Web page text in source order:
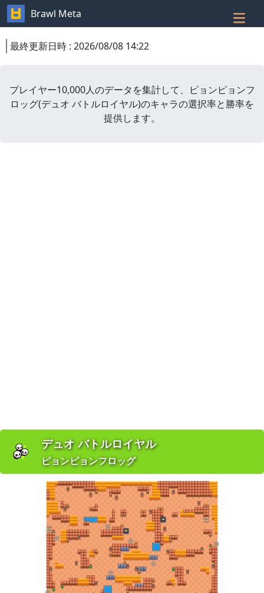
Brawl Meta
最終更新日時 : 2026/08/08 14:22
プレイヤー10,000人のデータを集計して、
ピョンピョンフ
ロッグ(デュオ バトルロイヤル)のキャラの選択率と勝率を
提供します。
デュオ バトルロイヤル
ピョンピョンフロッグ